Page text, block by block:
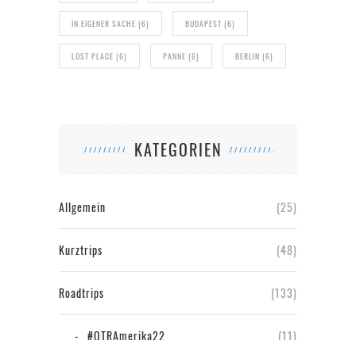
IN EIGENER SACHE (6) BUDAPEST (6)
LOST PLACE (6) PANNE (6) BERLIN (6)
KATEGORIEN
Allgemein (25)
Kurztrips (48)
Roadtrips (133)
#OTRAmerika22 (11)